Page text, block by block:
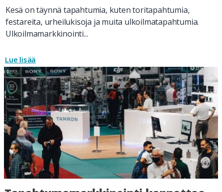
Kesä on täynnä tapahtumia, kuten toritapahtumia,
festareita, urheilukisoja ja muita ulkoilmatapahtumia.
Ulkoilmamarkkinointi...
Lue lisää
29.5.2025